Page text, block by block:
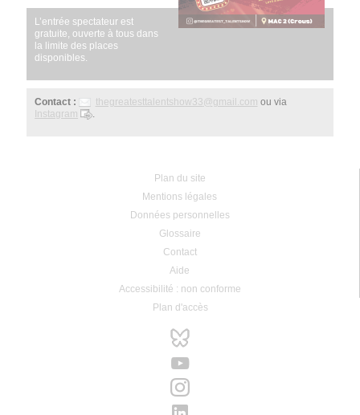
L’entrée spectateur est
gratuite, ouverte à tous dans
la limite des places
disponibles.
Contact : thegreatesttalentshow33@gmail.com ou via
Instagram
Plan du site
Mentions légales
Données personnelles
Glossaire
Contact
Aide
Accessibilité : non conforme
Plan d'accès